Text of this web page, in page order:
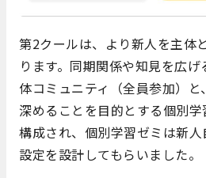
第2クールは、より新人を主体
ります。同期関係や知見を広
体コミュニティ（全員参加）
深めることを目的とする個別
構成され、個別学習ゼミは新
設定を設計してもらいました。